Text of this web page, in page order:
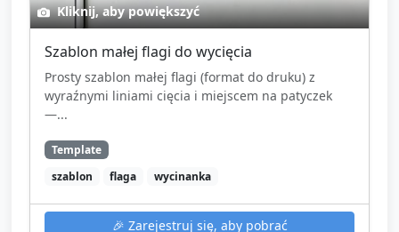
Kliknij, aby powiększyć
Szablon małej flagi do wycięcia
Prosty szablon małej flagi (format do druku) z
wyraźnymi liniami cięcia i miejscem na patyczek
—...
Template
szablon
flaga wycinanka
🎉 Zarejestruj się, aby pobrać